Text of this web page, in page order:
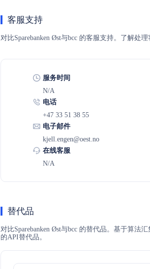
客服支持
对比Sparebanken Øst与bcc 的客服支持。了解处
服务时间
N/A
电话
+47 33 51 38 55
电子邮件
kjell.engen@oest.no
在线客服
N/A
替代品
对比Sparebanken Øst与bcc 的替代品。基于算法
的API替代品。